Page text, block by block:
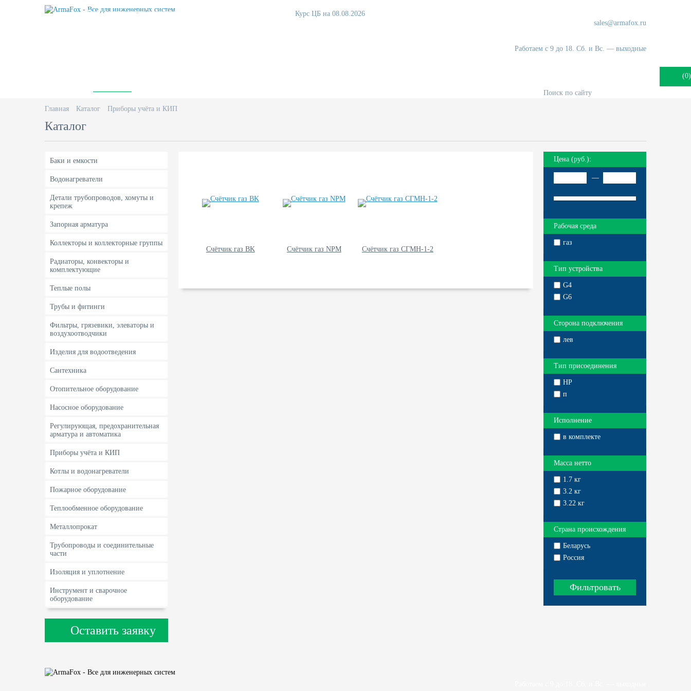
Все для инженерных систем
sales@armafox.ru
Работаем с 9 до 18. Сб. и Вс. — выходные
Курс ЦБ на 08.08.2026
Поиск по сайту
(0)
Главная Каталог Приборы учёта и КИП
Каталог
Счётчик газ BK Счётчик газ NPM Счётчик газ СГМН-1-2
Баки и емкости
Водонагреватели
Детали трубопроводов, хомуты и
крепеж
Запорная арматура
Коллекторы и коллекторные группы
Радиаторы, конвекторы и
комплектующие
Теплые полы
Трубы и фитинги
Фильтры, грязевики, элеваторы и
воздухоотводчики
Изделия для водоотведения
Сантехника
Отопительное оборудование
Насосное оборудование
Регулирующая, предохранительная
арматура и автоматика
Приборы учёта и КИП
Котлы и водонагреватели
Пожарное оборудование
Теплообменное оборудование
Металлопрокат
Трубопроводы и соединительные
части
Изоляция и уплотнение
Инструмент и сварочное
оборудование
Оставить заявку
Цена (руб.):
—
Рабочая среда
газ
Тип устройства
G4
G6
Сторона подключения
лев
Тип присоединения
НР
п
Исполнение
в комплекте
Масса нетто
1.7 кг
3.2 кг
3.22 кг
Страна происхождения
Беларусь
Россия